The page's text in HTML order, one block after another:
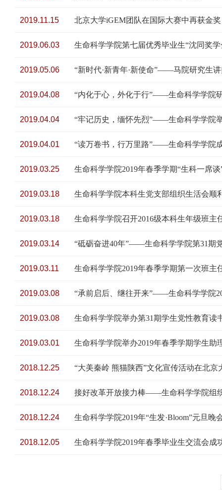
2019.11.15 北京大学iGEM团队在国际大赛中再获金奖
2019.06.03 生命科学学院第七届优秀毕业生“沈同奖
2019.05.06 “新时代·新青年·新使命”——马院研究生
2019.04.08 “内化于心，外化于行”——生命科学学院
2019.04.04 “牢记历史，缅怀先烈”——生命科学学院
2019.04.01 “读万卷书，行万里路”——生命科学学院
2019.03.25 生命科学学院2019年春季学期“生科一席
2019.03.18 生命科学学院本科生党支部组织生活会顺
2019.03.18 生命科学学院召开2016级本科生年级班主
2019.03.14 “砥砺奋进40年”——生命科学学院第31期
2019.03.11 生命科学学院2019年春季学期第一次班主
2019.03.08 “承前启后、继往开来”——生命科学学院
2019.03.08 生命科学学院举办第31期学生党性教育读
2019.03.01 生命科学学院举办2019年春季学期学生助
2018.12.25 “大美秦岭 熊猫陕西”文化宣传活动在北京
2018.12.24 接好改革开放接力棒——生命科学学院组
2018.12.24 生命科学学院2019年“生发·Bloom”元旦晚
2018.12.05 生命科学学院2019年春季毕业生交流会成